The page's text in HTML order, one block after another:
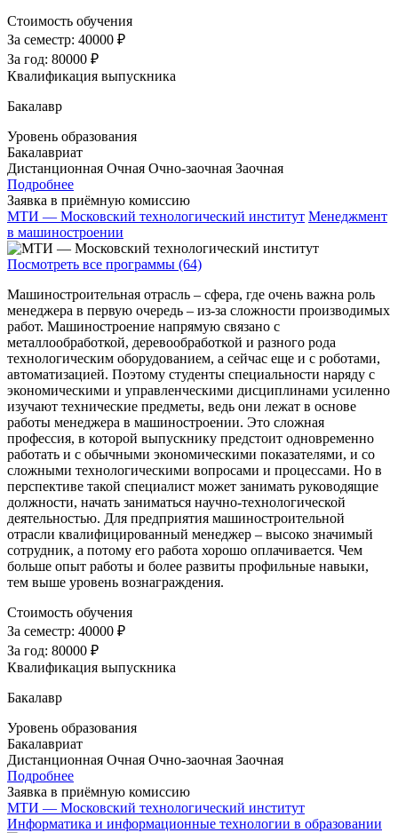
Стоимость обучения
За семестр: 40000 ₽
За год: 80000 ₽
Квалификация выпускника
Бакалавр
Уровень образования
Бакалавриат
Дистанционная Очная Очно-заочная Заочная
Подробнее
Заявка в приёмную комиссию
МТИ — Московский технологический институт Менеджмент
в машиностроении
Посмотреть все программы (64)
Машиностроительная отрасль – сфера, где очень важна роль
менеджера в первую очередь – из-за сложности производимых
работ. Машиностроение напрямую связано с
металлообработкой, деревообработкой и разного рода
технологическим оборудованием, а сейчас еще и с роботами,
автоматизацией. Поэтому студенты специальности наряду с
экономическими и управленческими дисциплинами усиленно
изучают технические предметы, ведь они лежат в основе
работы менеджера в машиностроении. Это сложная
профессия, в которой выпускнику предстоит одновременно
работать и с обычными экономическими показателями, и со
сложными технологическими вопросами и процессами. Но в
перспективе такой специалист может занимать руководящие
должности, начать заниматься научно-технологической
деятельностью. Для предприятия машиностроительной
отрасли квалифицированный менеджер – высоко значимый
сотрудник, а потому его работа хорошо оплачивается. Чем
больше опыт работы и более развиты профильные навыки,
тем выше уровень вознаграждения.
Стоимость обучения
За семестр: 40000 ₽
За год: 80000 ₽
Квалификация выпускника
Бакалавр
Уровень образования
Бакалавриат
Дистанционная Очная Очно-заочная Заочная
Подробнее
Заявка в приёмную комиссию
МТИ — Московский технологический институт
Информатика и информационные технологии в образовании